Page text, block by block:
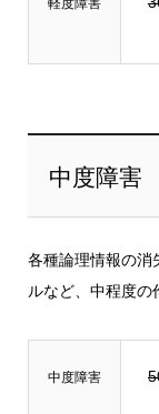
中度障害
各種論理情報の消
ルなど、中程度の
中度障害